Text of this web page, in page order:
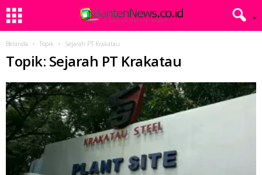
Beranda Topik Sejarah PT Krakatau
Topik: Sejarah PT Krakatau